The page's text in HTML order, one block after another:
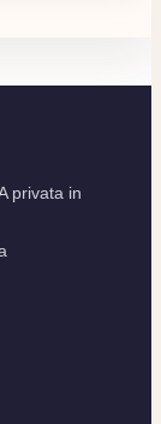
privata in